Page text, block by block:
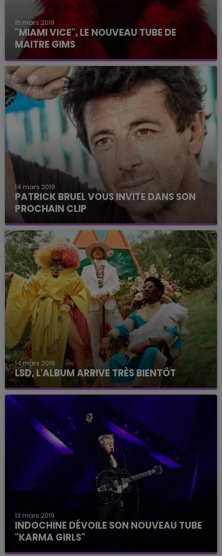
15 mars 2019
"MIAMI VICE", LE NOUVEAU TUBE DE
MAITRE GIMS
BOUM ! Maitre Gims vient de dévoiler une
nouvelle bombe sonore !
14 mars 2019
PATRICK BRUEL VOUS INVITE DANS SON
PROCHAIN CLIP
On vous explique tout.
14 mars 2019
LSD, L'ALBUM ARRIVE TRÈS BIENTÔT
C'est une nouvelle qui va ravir tous les fans du
groupe.
13 mars 2019
INDOCHINE DÉVOILE SON NOUVEAU TUBE
"KARMA GIRLS"
Le groupe enchaîne les surprises.